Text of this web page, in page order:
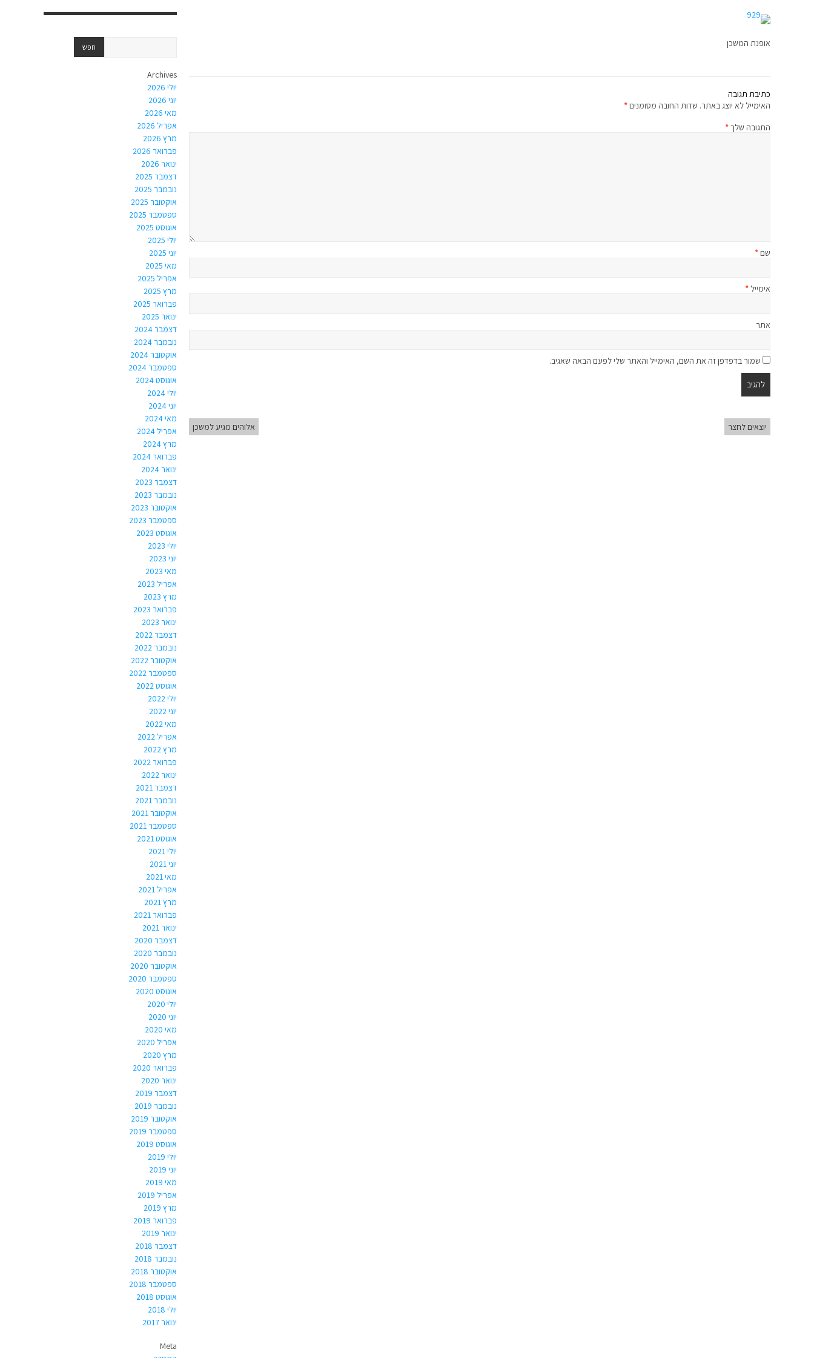
אופנת המשכן
כתיבת תגובה
האימייל לא יוצג באתר. שדות החובה מסומנים*
התגובה שלך*
שם*
אימייל *
אתר
שמור בדפדפן זה את השם, האימייל והאתר שלי לפעם הבאה שאגיב.
יוצאים לחצר אלוהים מגיע למשכן
Archives
יולי 2026
יוני 2026
מאי 2026
אפריל 2026
מרץ 2026
פברואר 2026
ינואר 2026
דצמבר 2025
נובמבר 2025
אוקטובר 2025
ספטמבר 2025
אוגוסט 2025
יולי 2025
יוני 2025
מאי 2025
אפריל 2025
מרץ 2025
פברואר 2025
ינואר 2025
דצמבר 2024
נובמבר 2024
אוקטובר 2024
ספטמבר 2024
אוגוסט 2024
יולי 2024
יוני 2024
מאי 2024
אפריל 2024
מרץ 2024
פברואר 2024
ינואר 2024
דצמבר 2023
נובמבר 2023
אוקטובר 2023
ספטמבר 2023
אוגוסט 2023
יולי 2023
יוני 2023
מאי 2023
אפריל 2023
מרץ 2023
פברואר 2023
ינואר 2023
דצמבר 2022
נובמבר 2022
אוקטובר 2022
ספטמבר 2022
אוגוסט 2022
יולי 2022
יוני 2022
מאי 2022
אפריל 2022
מרץ 2022
פברואר 2022
ינואר 2022
דצמבר 2021
נובמבר 2021
אוקטובר 2021
ספטמבר 2021
אוגוסט 2021
יולי 2021
יוני 2021
מאי 2021
אפריל 2021
מרץ 2021
פברואר 2021
ינואר 2021
דצמבר 2020
נובמבר 2020
אוקטובר 2020
ספטמבר 2020
אוגוסט 2020
יולי 2020
יוני 2020
מאי 2020
אפריל 2020
מרץ 2020
פברואר 2020
ינואר 2020
דצמבר 2019
נובמבר 2019
אוקטובר 2019
ספטמבר 2019
אוגוסט 2019
יולי 2019
יוני 2019
מאי 2019
אפריל 2019
מרץ 2019
פברואר 2019
ינואר 2019
דצמבר 2018
נובמבר 2018
אוקטובר 2018
ספטמבר 2018
אוגוסט 2018
יולי 2018
ינואר 2017
Meta